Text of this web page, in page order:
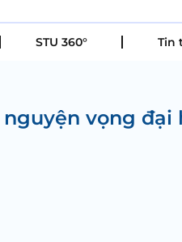
STU 360° Tin
vọng đại